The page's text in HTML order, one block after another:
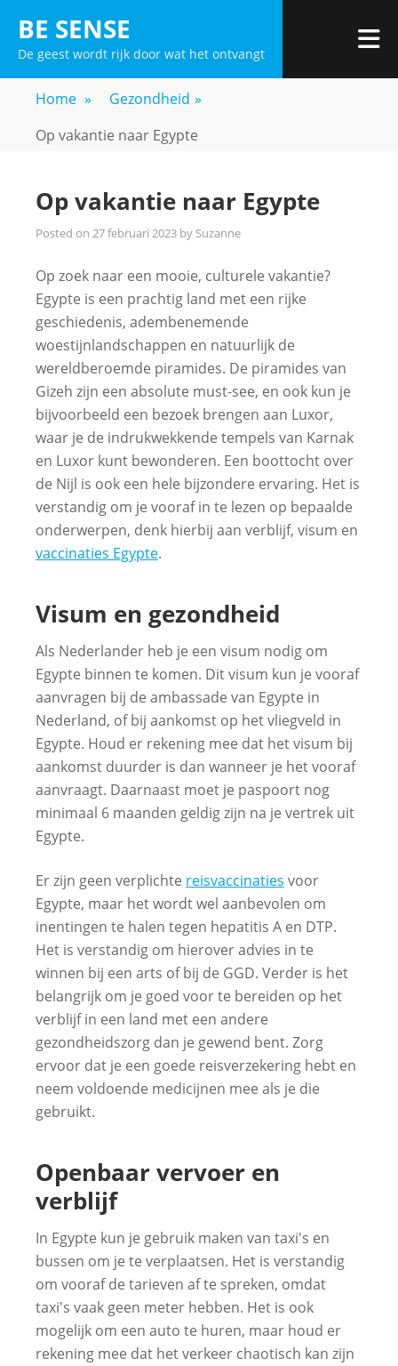
content
BE SENSE
De geest wordt rijk door wat het ontvangt
Home » Gezondheid »
Op vakantie naar Egypte
Op vakantie naar Egypte
Posted on 27 februari 2023 by Suzanne
Op zoek naar een mooie, culturele vakantie?
Egypte is een prachtig land met een rijke
geschiedenis, adembenemende
woestijnlandschappen en natuurlijk de
wereldberoemde piramides. De piramides van
Gizeh zijn een absolute must-see, en ook kun je
bijvoorbeeld een bezoek brengen aan Luxor,
waar je de indrukwekkende tempels van Karnak
en Luxor kunt bewonderen. Een boottocht over
de Nijl is ook een hele bijzondere ervaring. Het is
verstandig om je vooraf in te lezen op bepaalde
onderwerpen, denk hierbij aan verblijf, visum en
vaccinaties Egypte.
Visum en gezondheid
Als Nederlander heb je een visum nodig om
Egypte binnen te komen. Dit visum kun je vooraf
aanvragen bij de ambassade van Egypte in
Nederland, of bij aankomst op het vliegveld in
Egypte. Houd er rekening mee dat het visum bij
aankomst duurder is dan wanneer je het vooraf
aanvraagt. Daarnaast moet je paspoort nog
minimaal 6 maanden geldig zijn na je vertrek uit
Egypte.
Er zijn geen verplichte reisvaccinaties voor
Egypte, maar het wordt wel aanbevolen om
inentingen te halen tegen hepatitis A en DTP.
Het is verstandig om hierover advies in te
winnen bij een arts of bij de GGD. Verder is het
belangrijk om je goed voor te bereiden op het
verblijf in een land met een andere
gezondheidszorg dan je gewend bent. Zorg
ervoor dat je een goede reisverzekering hebt en
neem voldoende medicijnen mee als je die
gebruikt.
Openbaar vervoer en
verblijf
In Egypte kun je gebruik maken van taxi's en
bussen om je te verplaatsen. Het is verstandig
om vooraf de tarieven af te spreken, omdat
taxi's vaak geen meter hebben. Het is ook
mogelijk om een auto te huren, maar houd er
rekening mee dat het verkeer chaotisch kan zijn